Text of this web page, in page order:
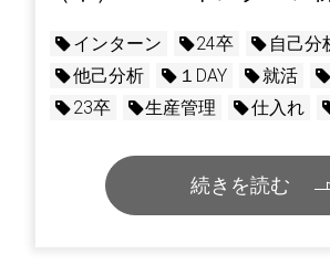
インターン 24卒
自己分
他己分析
１DAY 就活
23卒
生産管理 仕入れ
続きを読む